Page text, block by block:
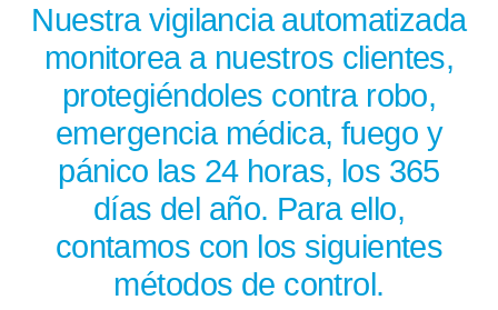
Nuestra vigilancia automatizada
monitorea a nuestros clientes,
protegiéndoles contra robo,
emergencia médica, fuego y
pánico las 24 horas, los 365
días del año. Para ello,
contamos con los siguientes
métodos de control.